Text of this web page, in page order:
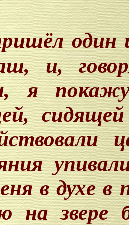
один
и,
я
в духе
на звере